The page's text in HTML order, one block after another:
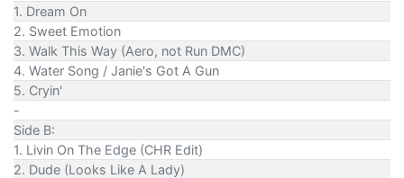
1. Dream On
2. Sweet Emotion
3. Walk This Way (Aero, not Run DMC)
4. Water Song / Janie's Got A Gun
5. Cryin'
-
Side B:
1. Livin On The Edge (CHR Edit)
2. Dude (Looks Like A Lady)